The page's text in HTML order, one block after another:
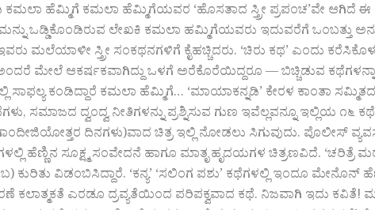
ಹೆಮ್ಮಿಗೆ ಕಮಲಾ ಹೆಮ್ಮಿಗೆಯವರ ‘ಹೊಸತಾದ ಸ್ತ್ರೀ‌ ಪ್ರಪಂಚ’ವೇ ಆಗಿದೆ
ಒಡ್ಡಿಕೊಂಡಿರುವ ಲೇಖಕಿ ಕಮಲಾ ಹಮ್ಮಿಗೆಯವರು ಇದುವರೆಗೆ ಒಂಬತ್ತು
ಮಲೆಯಾಳೀ ಸ್ತ್ರೀ ಸಂಕಥನಗಳಿಗೆ ಕೈಹಚ್ಚಿದರು. ‘ಚಿರು ಕಥ’ ಎಂದು
ಮೇಲೆ ಆಕರ್ಷಕವಾಗಿದ್ದು ಒಳಗೆ ಅರೆಕೊರೆಯಿದ್ದರೂ — ಬಿಚ್ಚಿಡುವ
ಸಾಫಲ್ಯ ಕಂಡಿದ್ದಾರೆ ಕಮಲಾ ಹೆಮ್ಮಿಗೆ… ‘ಮಾಯಾಕನ್ನಡಿ’ ಕೇರಳ ಕಾಂತಾ
ಸಮಾಜದ ದ್ವಂದ್ವ ನೀತಿಗಳನ್ನು ಪ್ರಶ್ನಿಸುವ ಗುಣ‌ ಇವೆಲ್ಲವನ್ನೂ ಇಲ್ಲಿಯ
ದಿನಗಳು)ವಾದ ಚಿತ್ರ ಇಲ್ಲಿ ನೋಡಲು ಸಿಗುವುದು. ಪೊಲೀಸ್ ವ್ಯವಸ್ಥೆ
ಹೆಣ್ಣಿನ ಸೂಕ್ಷ್ಮ ಸಂವೇದನೆ ಹಾಗೂ ಮಾತೃ ಹೃದಯಗಳ ಚಿತ್ರಣವಿದೆ. ‘ಚರಿತ್ರೆ
ಕುರಿತು ವಿಡಂಬಿಸಿದ್ದಾರೆ. ‘ಕನ್ಯ’ ‘ಸಲಿಂಗ ಪಶು’ ಕಥೆಗಳಲ್ಲಿ ಇಂದೂ ಮೇನೊನ್
ಕಲಾತ್ಮಕತೆ ಎರಡೂ ದ್ರವ್ಯತೆಯಿಂದ ಪರಿಪಕ್ವವಾದ ಕಥೆ. ನಿಜವಾಗಿ ಇದು ಕವಿತೆ!